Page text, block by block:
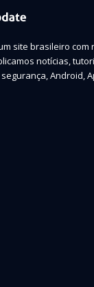
site brasileiro com
notícias,
Android,